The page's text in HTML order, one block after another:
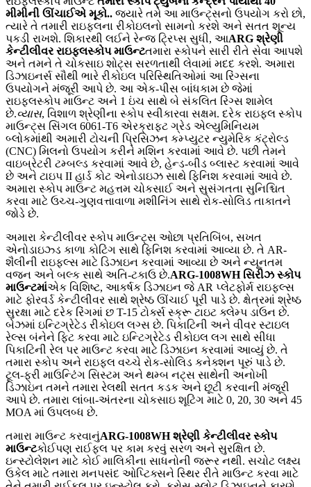
મીમીની ઊંચાઈએ મૂકો.. જ્યારે તમે આ માઉન્ટ્સનો ઉપયોગ કરો છો,
ત્યારે તે તમારી રાઇફલના રીકોઇલનો સામનો કરશે અને સતત શૂન્ય
પકડી રાખશે. શિકારથી લઈને રેન્જ ટ્રિપ્સ સુધી, આARG શ્રેણી
કેન્ટીલીવર રાઇફલસ્કોપ માઉન્ટતમારા સ્કોપને સારી રીતે સેવા આપશે
અને તમને તે ચોકસાઇ શોટ્સ સરળતાથી લેવામાં મદદ કરશે. અમારા
ડિઝાઇનર્સ સૌથી ભારે રીકોઇલ પરિસ્થિતિઓમાં આ રિંગ્સના
ઉપયોગને મંજૂરી આપે છે. આ એક-પીસ બાંધકામ છે જેમાં
રાઇફલસ્કોપ માઉન્ટ અને 1 ઇંચ સાથે બે સંકલિત રિંગ્સ શામેલ
છે.વ્યાસ, વિશાળ શ્રેણીના સ્કોપ સ્વીકારવા સક્ષમ. દરેક રાઇફલ સ્કોપ
માઉન્ટ્સ સિંગલ 6061-T6 એરક્રાફ્ટ ગ્રેડ એલ્યુમિનિયમ
બ્લોકમાંથી અમારી ટોચની પ્રિસિઝન કમ્પ્યુટર ન્યુમેરિક કંટ્રોલ્ડ
(CNC) મિલનો ઉપયોગ કરીને મશિન કરવામાં આવે છે. પછી તેમને
વાઇબ્રેટરી ટમ્બલ્ડ કરવામાં આવે છે, હેન્ડ-બીડ બ્લાસ્ટ કરવામાં આવે
છે અને ટાઇપ II હાર્ડ કોટ એનોડાઇઝ સાથે ફિનિશ કરવામાં આવે છે.
અમારા સ્કોપ માઉન્ટ મહત્તમ ચોકસાઈ અને સુસંગતતા સુનિશ્ચિત
કરવા માટે ઉચ્ચ-ગુણવત્તાવાળા મશીનિંગ સાથે રોક-સોલિડ તાકાતને
જોડે છે.
અમારા કેન્ટીલીવર સ્કોપ માઉન્ટ્સ ઓછા પ્રતિબિંબ, સખત
એનોડાઇઝ્ડ કાળા કોટિંગ સાથે ફિનિશ કરવામાં આવ્યા છે. તે AR-
શૈલીની રાઇફલ્સ માટે ડિઝાઇન કરવામાં આવ્યા છે અને ન્યૂનતમ
વજન અને બલ્ક સાથે અતિ-ટકાઉ છે.ARG-1008WH સિરીઝ સ્કોપ
માઉન્ટમાંએક વિશિષ્ટ, આકર્ષક ડિઝાઇન જે AR પ્લેટફોર્મ રાઇફલ્સ
માટે ફોરવર્ડ કેન્ટીલીવર સાથે શ્રેષ્ઠ ઊંચાઈ પૂરી પાડે છે. ક્ષેત્રમાં શ્રેષ્ઠ
સુરક્ષા માટે દરેક રિંગમાં છ T-15 ટોર્ક્સ સ્ક્રૂ ટાઇટ ક્લેમ્પ ડાઉન છે.
બેઝમાં ઇન્ટિગ્રેટેડ રીકોઇલ લગ્સ છે. પિકાટિની અને વીવર સ્ટાઇલ
રેલ્સ બંનેને ફિટ કરવા માટે ઇન્ટિગ્રેટેડ રીકોઇલ લગ સાથે સીધા
પિકાટિની રેલ પર માઉન્ટ કરવા માટે ડિઝાઇન કરવામાં આવ્યું છે. તે
તમારા સ્કોપ અને રાઇફલ વચ્ચે રોક-સોલિડ કનેક્શન પૂરું પાડે છે.
ટૂલ-ફ્રી માઉન્ટિંગ સિસ્ટમ અને થમ્બ નટ્સ સાથેની અનોખી
ડિઝાઇન તમને તમારા રેલથી સતત કડક અને છૂટી કરવાની મંજૂરી
આપે છે. તમારા લાંબા-અંતરના ચોકસાઇ શૂટિંગ માટે 0, 20, 30 અને 45
MOA માં ઉપલબ્ધ છે.
તમારા માઉન્ટ કરવાનુંARG-1008WH શ્રેણી કેન્ટીલીવર સ્કોપ
માઉન્ટકોઈપણ રાઈફલ પર કામ કરવું સરળ અને સુરક્ષિત છે.
ઇન્સ્ટોલેશન માટે કોઈ માલિકીના સાધનોની જરૂર નથી. સચોટ લક્ષ્ય
ઉકેલ માટે તમારા મનપસંદ ઓપ્ટિક્સને સ્થિર રીતે માઉન્ટ કરવા માટે